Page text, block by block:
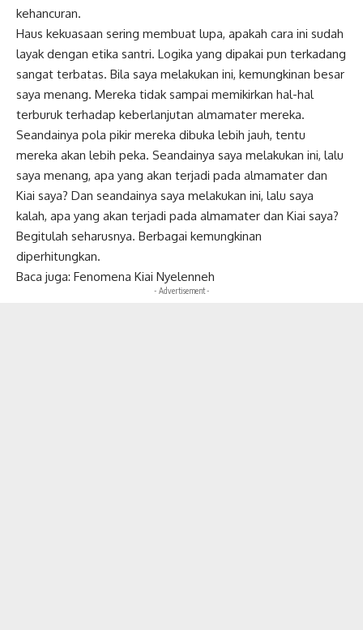
kehancuran.
Haus kekuasaan sering membuat lupa, apakah cara ini sudah
layak dengan etika santri. Logika yang dipakai pun terkadang
sangat terbatas. Bila saya melakukan ini, kemungkinan besar
saya menang. Mereka tidak sampai memikirkan hal-hal
terburuk terhadap keberlanjutan almamater mereka.
Seandainya pola pikir mereka dibuka lebih jauh, tentu
mereka akan lebih peka. Seandainya saya melakukan ini, lalu
saya menang, apa yang akan terjadi pada almamater dan
Kiai saya? Dan seandainya saya melakukan ini, lalu saya
kalah, apa yang akan terjadi pada almamater dan Kiai saya?
Begitulah seharusnya. Berbagai kemungkinan
diperhitungkan.
Baca juga: Fenomena Kiai Nyelenneh
- Advertisement -